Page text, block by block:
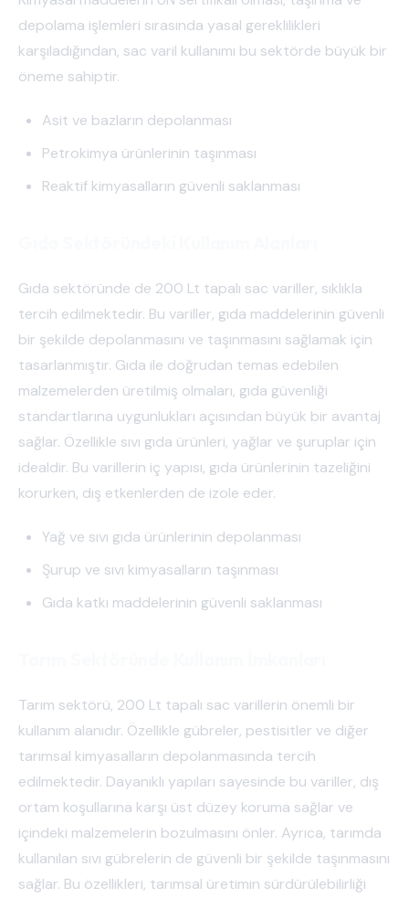
depolama işlemleri sırasında yasal gereklilikleri
karşıladığından, sac varil kullanımı bu sektörde büyük bir
öneme sahiptir.
Asit ve bazların depolanması
Petrokimya ürünlerinin taşınması
Reaktif kimyasalların güvenli saklanması
Gıda sektöründe de 200 Lt tapalı sac variller, sıklıkla
tercih edilmektedir. Bu variller, gıda maddelerinin güvenli
bir şekilde depolanmasını ve taşınmasını sağlamak için
tasarlanmıştır. Gıda ile doğrudan temas edebilen
malzemelerden üretilmiş olmaları, gıda güvenliği
standartlarına uygunlukları açısından büyük bir avantaj
sağlar. Özellikle sıvı gıda ürünleri, yağlar ve şuruplar için
idealdir. Bu varillerin iç yapısı, gıda ürünlerinin tazeliğini
korurken, dış etkenlerden de izole eder.
Yağ ve sıvı gıda ürünlerinin depolanması
Şurup ve sıvı kimyasalların taşınması
Gıda katkı maddelerinin güvenli saklanması
Tarım sektörü, 200 Lt tapalı sac varillerin önemli bir
kullanım alanıdır. Özellikle gübreler, pestisitler ve diğer
tarımsal kimyasalların depolanmasında tercih
edilmektedir. Dayanıklı yapıları sayesinde bu variller, dış
ortam koşullarına karşı üst düzey koruma sağlar ve
içindeki malzemelerin bozulmasını önler. Ayrıca, tarımda
kullanılan sıvı gübrelerin de güvenli bir şekilde taşınmasını
sağlar. Bu özellikleri, tarımsal üretimin sürdürülebilirliği